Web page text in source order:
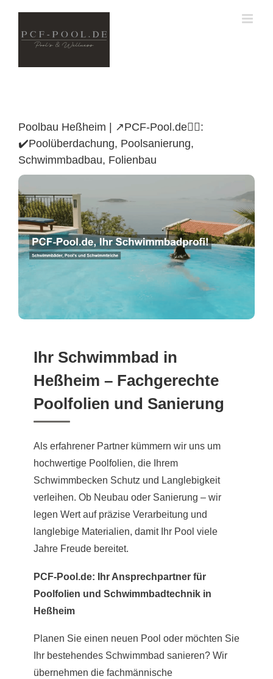
content
Poolbau Heßheim | ↗️PCF-Pool.de🏊🏼:
✔️Poolüberdachung, Poolsanierung,
Schwimmbadbau, Folienbau
Ihr Schwimmbad in
Heßheim – Fachgerechte
Poolfolien und Sanierung
Als erfahrener Partner kümmern wir uns um
hochwertige Poolfolien, die Ihrem
Schwimmbecken Schutz und Langlebigkeit
verleihen. Ob Neubau oder Sanierung – wir
legen Wert auf präzise Verarbeitung und
langlebige Materialien, damit Ihr Pool viele
Jahre Freude bereitet.
PCF-Pool.de: Ihr Ansprechpartner für
Poolfolien und Schwimmbadtechnik in
Heßheim
Planen Sie einen neuen Pool oder möchten Sie
Ihr bestehendes Schwimmbad sanieren? Wir
übernehmen die fachmännische